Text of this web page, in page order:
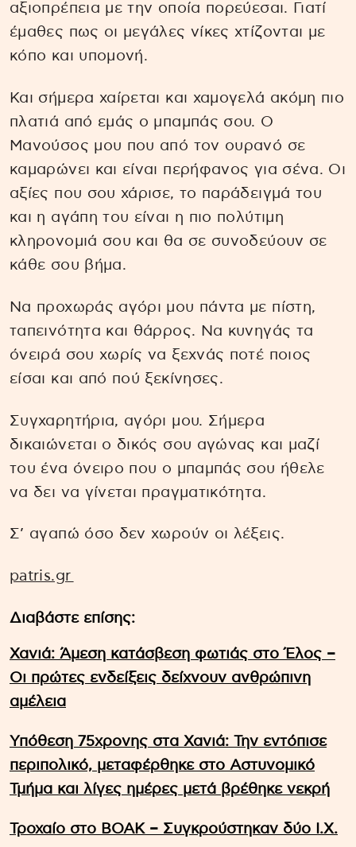
αξιοπρέπεια με την οποία πορεύεσαι. Γιατί
έμαθες πως οι μεγάλες νίκες χτίζονται με
κόπο και υπομονή.
Και σήμερα χαίρεται και χαμογελά ακόμη πιο
πλατιά από εμάς ο μπαμπάς σου. Ο
Μανούσος μου που από τον ουρανό σε
καμαρώνει και είναι περήφανος για σένα. Οι
αξίες που σου χάρισε, το παράδειγμά του
και η αγάπη του είναι η πιο πολύτιμη
κληρονομιά σου και θα σε συνοδεύουν σε
κάθε σου βήμα.
Να προχωράς αγόρι μου πάντα με πίστη,
ταπεινότητα και θάρρος. Να κυνηγάς τα
όνειρά σου χωρίς να ξεχνάς ποτέ ποιος
είσαι και από πού ξεκίνησες.
Συγχαρητήρια, αγόρι μου. Σήμερα
δικαιώνεται ο δικός σου αγώνας και μαζί
του ένα όνειρο που ο μπαμπάς σου ήθελε
να δει να γίνεται πραγματικότητα.
Σ’ αγαπώ όσο δεν χωρούν οι λέξεις.
patris.gr
Διαβάστε επίσης:
Χανιά: Άμεση κατάσβεση φωτιάς στο Έλος –
Οι πρώτες ενδείξεις δείχνουν ανθρώπινη
αμέλεια
Υπόθεση 75χρονης στα Χανιά: Την εντόπισε
περιπολικό, μεταφέρθηκε στο Αστυνομικό
Τμήμα και λίγες ημέρες μετά βρέθηκε νεκρή
Τροχαίο στο ΒΟΑΚ – Συγκρούστηκαν δύο Ι.Χ.